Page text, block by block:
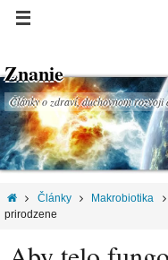
Znanie
Články o zdraví, duchovnom rozvoji
Články Makrobiotika
prirodzene